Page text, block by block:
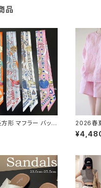
品
形 マフラー バッグ
き アクセサリー雑
ップ バッグ パター
2026春
ンド 麻
ツ ブラウ